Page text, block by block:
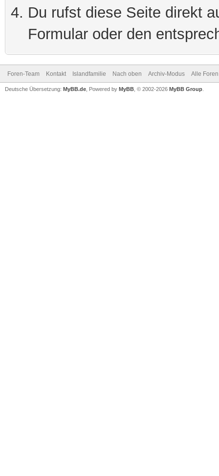
Du rufst diese Seite direkt
Formular oder den
Foren-Team Kontakt Islandfamilie Nach oben Archiv-Modus Alle
Deutsche Übersetzung: MyBB.de , Powered by MyBB , © 2002-2026 MyBB Group